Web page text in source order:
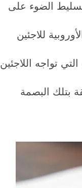
الضوء على
للاجئين
تواجه اللاجئين
بتلك البصمة